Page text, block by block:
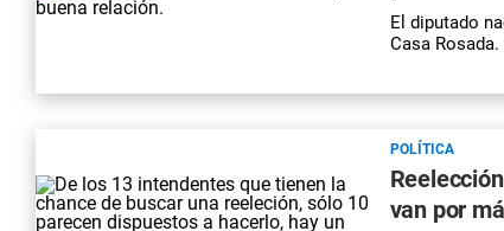
El diputado
Casa
POLÍTICA
van por